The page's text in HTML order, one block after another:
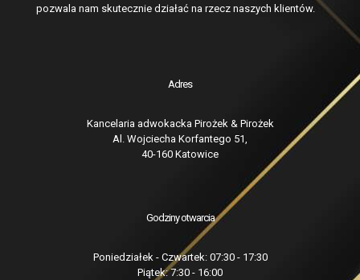
pozwala nam skutecznie działać na rzecz naszych klientów.
Adres
Kancelaria adwokacka Pirożek & Pirożek
Al. Wojciecha Korfantego 51,
40-160 Katowice
Godziny otwarcia
Poniedziałek - Czwartek: 07:30 - 17:30
Piątek: 7:30 - 16:00